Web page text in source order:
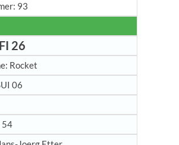
93
26
Rocket
06
54